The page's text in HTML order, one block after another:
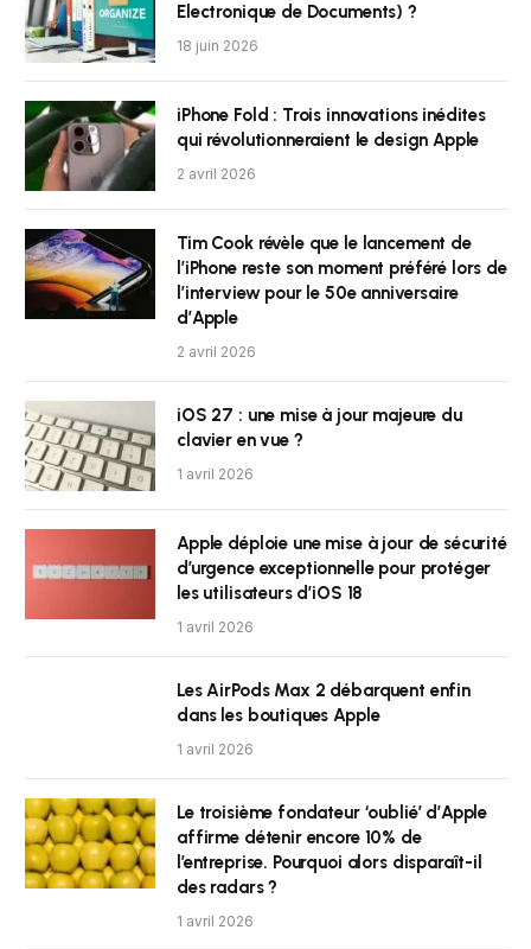
Electronique de Documents) ?
18 juin 2026
iPhone Fold : Trois innovations inédites
qui révolutionneraient le design Apple
2 avril 2026
Tim Cook révèle que le lancement de
l’iPhone reste son moment préféré lors de
l’interview pour le 50e anniversaire
d’Apple
2 avril 2026
iOS 27 : une mise à jour majeure du
clavier en vue ?
1 avril 2026
Apple déploie une mise à jour de sécurité
d’urgence exceptionnelle pour protéger
les utilisateurs d’iOS 18
1 avril 2026
Les AirPods Max 2 débarquent enfin
dans les boutiques Apple
1 avril 2026
Le troisième fondateur ‘oublié’ d’Apple
affirme détenir encore 10% de
l’entreprise. Pourquoi alors disparaît-il
des radars ?
1 avril 2026